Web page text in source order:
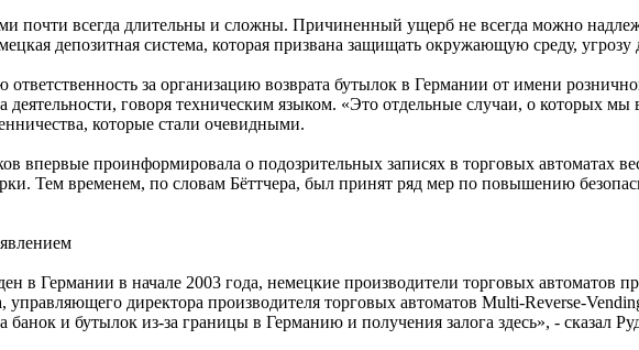
почти всегда длительны и сложны. Причиненный ущерб не всегда можно
депозитная система, которая призвана защищать окружающую среду, угрозу
за организацию возврата бутылок в Германии от имени
деятельности, говоря техническим языком. «Это отдельные случаи, о которых
которые стали очевидными.
впервые проинформировала о подозрительных записях в торговых автоматах
Тем временем, по словам Бёттчера, был принят ряд мер по повышению
в Германии в начале 2003 года, немецкие производители торговых автоматов
управляющего директора производителя торговых автоматов Multi-Reverse-
банок и бутылок из-за границы в Германию и получения залога здесь», - сказал